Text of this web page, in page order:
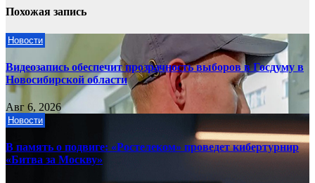
Похожая запись
Новости
Видеозапись обеспечит прозрачность выборов в Госдуму в
Новосибирской области
Авг 6, 2026
Новости
В память о подвиге: «Ростелеком» проведет кибертурнир
«Битва за Москву»